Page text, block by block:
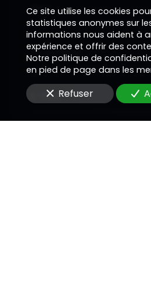
Nom
Téléphone
E-Mail
Ce site utilise les cookies
statistiques anonymes sur
informations nous aident à
expérience et offrir des
Notre politique de
en pied de page dans les
Refuser